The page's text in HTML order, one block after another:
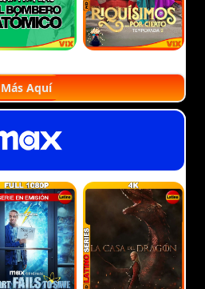
Más Aquí